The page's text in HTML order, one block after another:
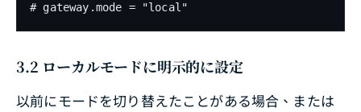
# gateway.mode = "local"
3.2 ローカルモードに明示的に設定
以前にモードを切り替えたことがある場合、または